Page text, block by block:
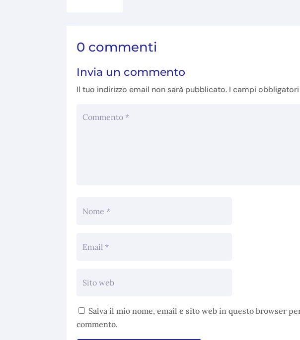
0 commenti
Invia un commento
Il tuo indirizzo email non sarà pubblicato. I campi
Salva il mio nome, email e sito web in questo browser
commento.